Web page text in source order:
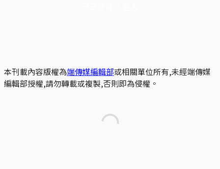
本刊載內容版權為端傳媒編輯部或相關單位所有,未經端傳媒
編輯部授權,請勿轉載或複製,否則即為侵權。